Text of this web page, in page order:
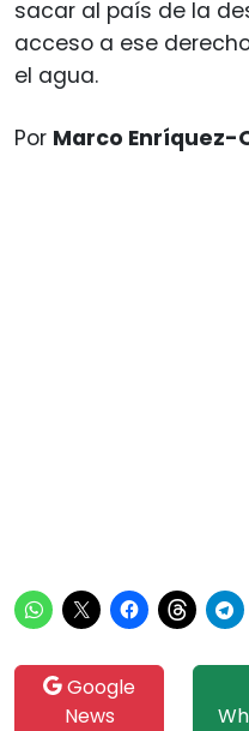
sacar al país de la
acceso a ese
el agua.
Por Marco Enríquez-
Google
News